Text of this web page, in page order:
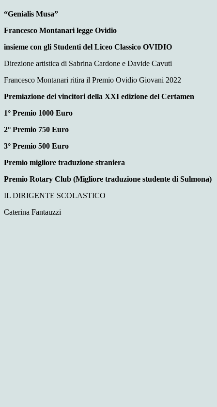
“Genialis Musa”
Francesco Montanari legge Ovidio
insieme con gli Studenti del Liceo Classico OVIDIO
Direzione artistica di Sabrina Cardone e Davide Cavuti
Francesco Montanari ritira il Premio Ovidio Giovani 2022
Premiazione dei vincitori della XXI edizione del Certamen
1° Premio 1000 Euro
2° Premio 750 Euro
3° Premio 500 Euro
Premio migliore traduzione straniera
Premio Rotary Club (Migliore traduzione studente di Sulmona)
IL DIRIGENTE SCOLASTICO
Caterina Fantauzzi